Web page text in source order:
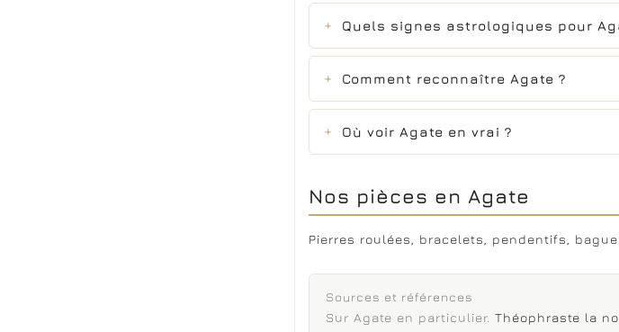
Quels signes astrologiques pour
Comment reconnaître Agate ?
Où voir Agate en vrai ?
Nos pièces en Agate
Pierres roulées, bracelets, pendentifs,
Sources et références
Sur Agate en particulier. Théophraste la